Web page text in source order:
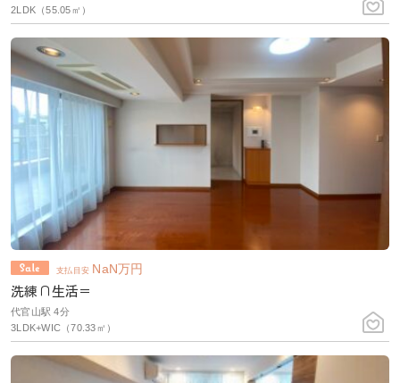
2LDK（55.05㎡）
支払目安 NaN万円
洗練∩生活＝
代官山駅 4分
3LDK+WIC（70.33㎡）